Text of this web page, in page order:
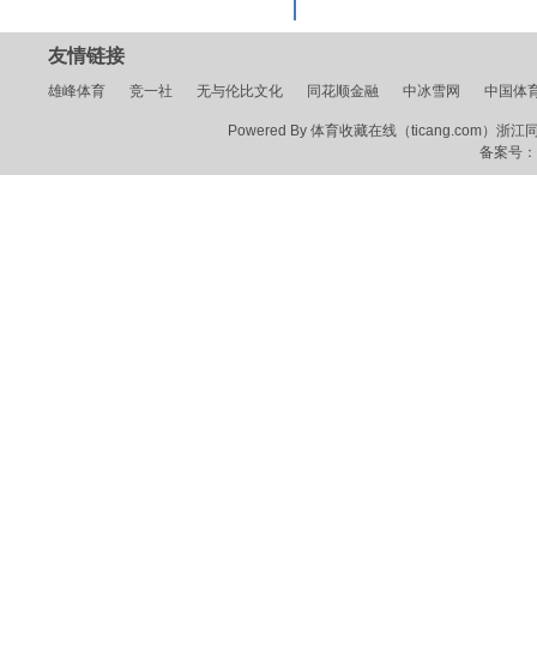
友情链接
雄峰体育 竞一社 无与伦比文化 同花顺金融 中冰雪网 中国体
Powered By 体育收藏在线（ticang.com）浙江
备案号：